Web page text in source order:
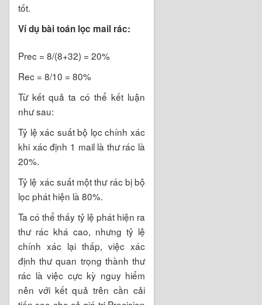
tốt.
Ví dụ bài toán lọc mail rác:
Prec = 8/(8+32) = 20%
Rec = 8/10 = 80%
Từ kết quả ta có thể kết luận
như sau:
Tỷ lệ xác suất bộ lọc chính xác
khi xác định 1 mail là thư rác là
20%.
Tỷ lệ xác suất một thư rác bị bộ
lọc phát hiện là 80%.
Ta có thể thấy tỷ lệ phát hiện ra
thư rác khá cao, nhưng tỷ lệ
chính xác lại thấp, việc xác
định thư quan trọng thành thư
rác là việc cực kỳ nguy hiểm
nên với kết quả trên cần cải